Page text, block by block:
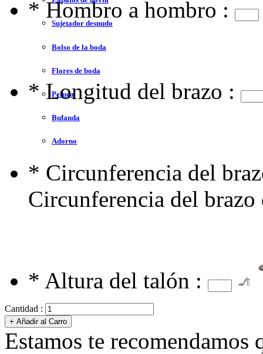
Sujetador desnudo
Bolso de la boda
Flores de boda
Peluca
Bufanda
Adorno
* Hombro a hombro :
* Longitud del brazo :
* Circunferencia del
Circunferencia del brazo
* Altura del talón :
Cantidad :
Estamos te recomendamos